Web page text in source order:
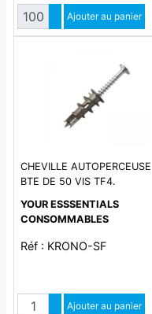
QuantitéAugmenter quantité
Diminuer
Ajouter au panier
CHEVILLE AUTOPERCEUSE
BTE DE 50 VIS TF4.
YOUR ESSSENTIALS
CONSOMMABLES
Réf : KRONO-SF
QuantitéAugmenter quantité
Diminuer
Ajouter au panier